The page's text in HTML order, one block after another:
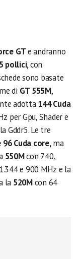
GTe andranno
pollici,con
sono basate
di GT 555M,
adotta144 Cuda
per Gpu, Shader e
Gddr5. Le tre
Cuda core,ma
550Mcon 740,
e 900 MHz e la
la 520Mcon 64